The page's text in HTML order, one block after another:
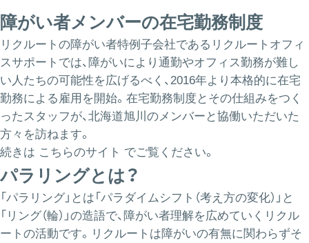
障がい者メンバーの在宅勤務制度
リクルートの障がい者特例子会社であるリクルートオフィ
スサポートでは、障がいにより通勤やオフィス勤務が難し
い人たちの可能性を広げるべく、2016年より本格的に在宅
勤務による雇用を開始。在宅勤務制度とその仕組みをつく
ったスタッフが、北海道旭川のメンバーと協働いただいた
方々を訪ねます。
続きは こちらのサイト でご覧ください。
パラリングとは？
「パラリング」とは「パラダイムシフト（考え方の変化）」と
「リング（輪）」の造語で、障がい者理解を広めていくリクル
ートの活動です。リクルートは障がいの有無に関わらずそ